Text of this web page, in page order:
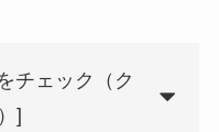
チェック（ク
]